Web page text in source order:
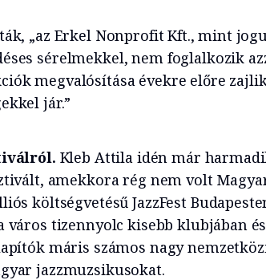
„az Erkel Nonprofit Kft., mint
sérelmekkel, nem foglalkozik
megvalósítása évekre előre
jár.”
Kleb Attila idén már
amekkora rég nem volt
költségvetésű JazzFest
város tizennyolc kisebb klubjában
máris számos nagy
jazzmuzsikusokat.